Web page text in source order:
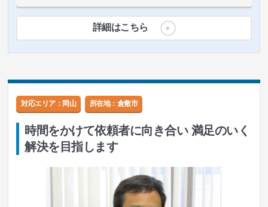
詳細はこちら
対応エリア：岡山 所在地： 倉敷市
時間をかけて依頼者に向き合い 満足のいく
解決を目指します